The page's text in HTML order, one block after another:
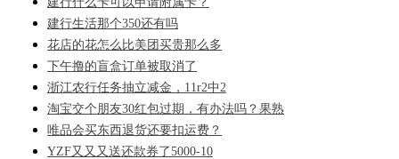
建行生活那个350还有吗
花店的花怎么比美团买贵那么多
下午撸的盲盒订单被取消了
浙江农行任务抽立减金，11r2中2
淘宝交个朋友30红包过期，有办法吗？果熟
唯品会买东西退货还要扣运费？
YZF又又又送还款券了5000-10